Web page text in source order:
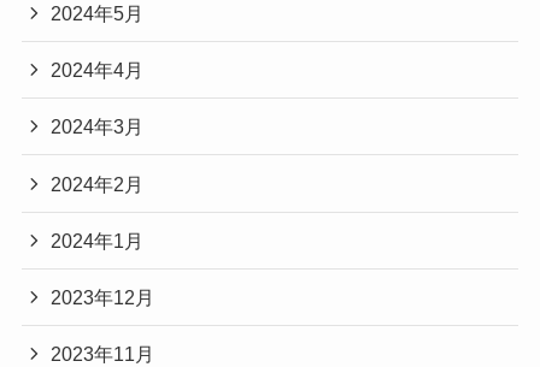
2024年5月
2024年4月
2024年3月
2024年2月
2024年1月
2023年12月
2023年11月